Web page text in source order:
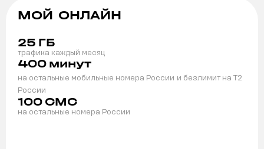
МОЙ ОНЛАЙН
25 ГБ
трафика каждый месяц
400 минут
на остальные мобильные номера России и безлимит на T2
России
100 СМС
на остальные номера России